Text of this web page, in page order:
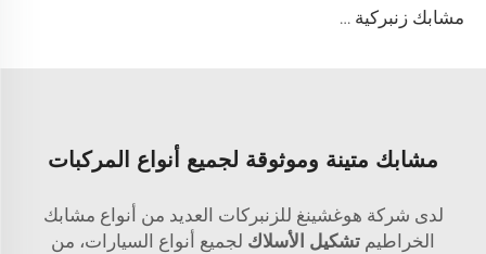
مشابك زنبركية مزدوجة التواء مصنوعة من الفولاذ المقاوم للصدأ بتشكيل السلك من مصنع معتمد حسب معيار ISO
مشابك متينة وموثوقة لجميع أنواع المركبات
لدى شركة هوغشينغ للزنبركات العديد من أنواع مشابك
الخراطيم تشكيل الأسلاك لجميع أنواع السيارات، من